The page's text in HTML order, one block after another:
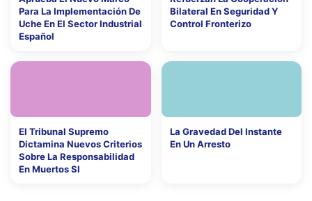
Para La Implementación De
Uche En El Sector Industrial
Español
Bilateral En Seguridad Y
Control Fronterizo
El Tribunal Supremo
Dictamina Nuevos Criterios
Sobre La Responsabilidad
En Muertos Sl
La Gravedad Del Instante
En Un Arresto